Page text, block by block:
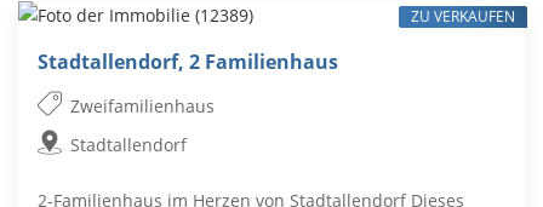
Stadtallendorf, 2 Familienhaus
Zweifamilienhaus
Stadtallendorf
2-Familienhaus im Herzen von Stadtallendorf Dieses
ZU VERKAUFEN